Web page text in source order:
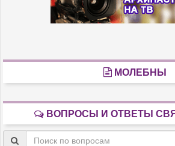
МОЛЕБНЫ
ВОПРОСЫ И ОТВЕТЫ